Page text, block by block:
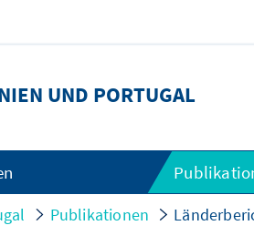
UND PORTUGAL
Publikationen